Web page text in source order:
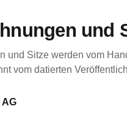
und
und Sitze werden vom
vom datierten